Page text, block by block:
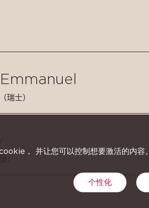
瑞士）
， 并让您可以控制想要激活的内容。
个性化